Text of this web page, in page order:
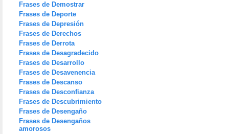
Frases de Demostrar
Frases de Deporte
Frases de Depresión
Frases de Derechos
Frases de Derrota
Frases de Desagradecido
Frases de Desarrollo
Frases de Desavenencia
Frases de Descanso
Frases de Desconfianza
Frases de Descubrimiento
Frases de Desengaño
Frases de Desengaños
amorosos